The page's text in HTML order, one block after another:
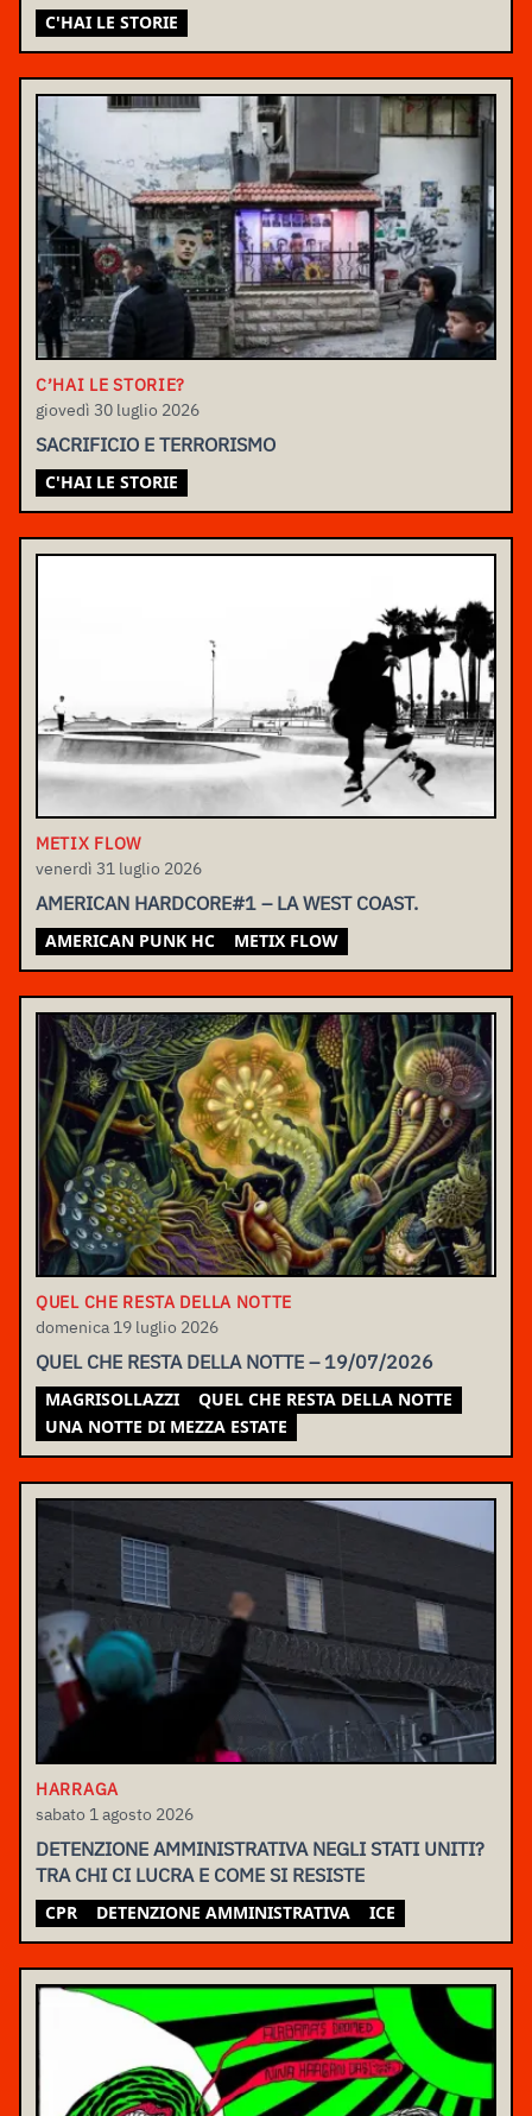
C'HAI LE STORIE
C’HAI LE STORIE?
giovedì 30 luglio 2026
SACRIFICIO E TERRORISMO
C'HAI LE STORIE
METIX FLOW
venerdì 31 luglio 2026
AMERICAN HARDCORE#1 – LA WEST COAST.
AMERICAN PUNK HC METIX FLOW
QUEL CHE RESTA DELLA NOTTE
domenica 19 luglio 2026
QUEL CHE RESTA DELLA NOTTE – 19/07/2026
MAGRISOLLAZZI
QUEL CHE RESTA DELLA NOTTE
UNA NOTTE DI MEZZA ESTATE
HARRAGA
sabato 1 agosto 2026
DETENZIONE AMMINISTRATIVA NEGLI STATI UNITI?
TRA CHI CI LUCRA E COME SI RESISTE
CPR DETENZIONE AMMINISTRATIVA ICE